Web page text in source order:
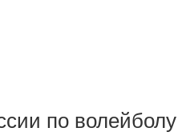
по